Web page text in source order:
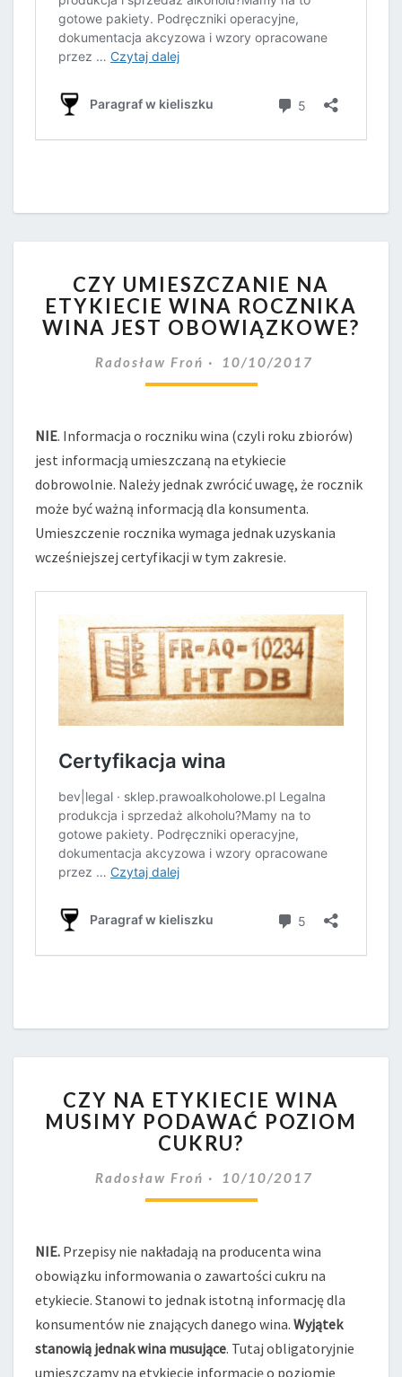
UMIESZCZANIE
NA
ETYKIECIE
ROCZNIKA
WINA
CZY UMIESZCZANIE NA
ETYKIECIE WINA ROCZNIKA
WINA JEST OBOWIĄZKOWE?
Radosław Froń 10/10/2017
NIE. Informacja o roczniku wina (czyli roku zbiorów)
jest informacją umieszczaną na etykiecie
dobrowolnie. Należy jednak zwrócić uwagę, że rocznik
może być ważną informacją dla konsumenta.
Umieszczenie rocznika wymaga jednak uzyskania
wcześniejszej certyfikacji w tym zakresie.
NA
ETYKIECIE
WINA
PODAWAĆ
POZIOM
CZY NA ETYKIECIE WINA
MUSIMY PODAWAĆ POZIOM
CUKRU?
Radosław Froń 10/10/2017
NIE. Przepisy nie nakładają na producenta wina
obowiązku informowania o zawartości cukru na
etykiecie. Stanowi to jednak istotną informację dla
konsumentów nie znających danego wina. Wyjątek
stanowią jednak wina musujące. Tutaj obligatoryjnie
umieszczamy na etykiecie informację o poziomie